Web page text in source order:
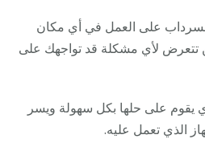
على العمل في أي مكان
تتعرض لأي مشكلة قد تواجهك على
على حلها بكل سهولة ويسر
الذي تعمل عليه.